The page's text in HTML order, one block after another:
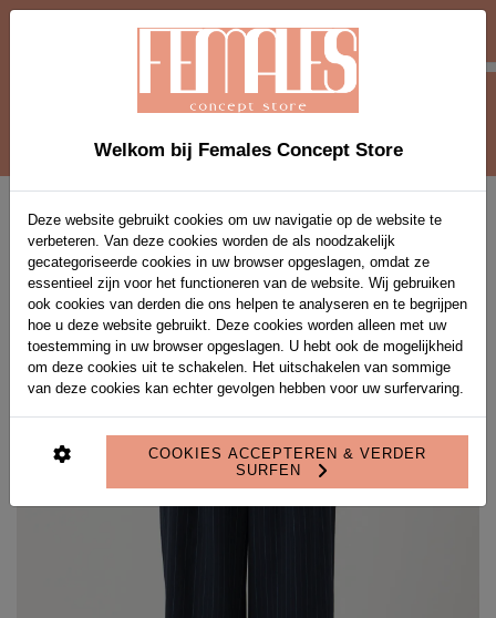
STUKS MET VOUCHERCODE EXTRA10
Welkom bij Females Concept Store
Deze website gebruikt cookies om uw navigatie op de website te
verbeteren. Van deze cookies worden de als noodzakelijk
gecategoriseerde cookies in uw browser opgeslagen, omdat ze
essentieel zijn voor het functioneren van de website. Wij gebruiken
ook cookies van derden die ons helpen te analyseren en te begrijpen
hoe u deze website gebruikt. Deze cookies worden alleen met uw
toestemming in uw browser opgeslagen. U hebt ook de mogelijkheid
om deze cookies uit te schakelen. Het uitschakelen van sommige
van deze cookies kan echter gevolgen hebben voor uw surfervaring.
COOKIES ACCEPTEREN & VERDER
SURFEN